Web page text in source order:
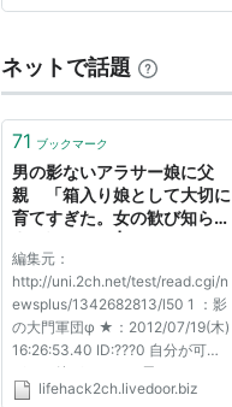
ネットで話題
71 ブックマーク
男の影ないアラサー娘に父
親 「箱入り娘として大切に
育てすぎた。女の歓び知らず
ちゃんねる弐式
編集元：
http://uni.2ch.net/test/read.cgi/n
ewsplus/1342682813/l50 1 ：影
の大門軍団φ ★：2012/07/19(木)
16:26:53.40 ID:???0 自分が可愛
がった娘がどこかの男のものにな
ってしまう時、父親の心は乱れる
lifehack2ch.livedoor.biz